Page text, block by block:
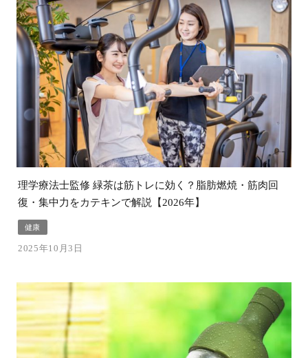
理学療法士監修 緑茶は筋トレに効く？脂肪燃焼・筋肉回
復・集中力をカテキンで解説【2026年】
健康
2025年10月3日